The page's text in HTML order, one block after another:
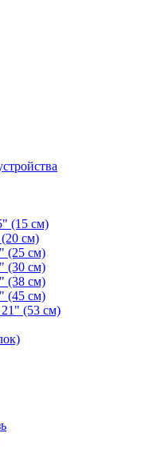
(15 см)
см)
(25 см)
(30 см)
(38 см)
(45 см)
(53 см)